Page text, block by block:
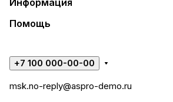
Информация
Помощь
+7 100 000-00-00
msk.no-reply@aspro-demo.ru